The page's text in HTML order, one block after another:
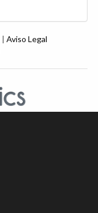
| Aviso Legal